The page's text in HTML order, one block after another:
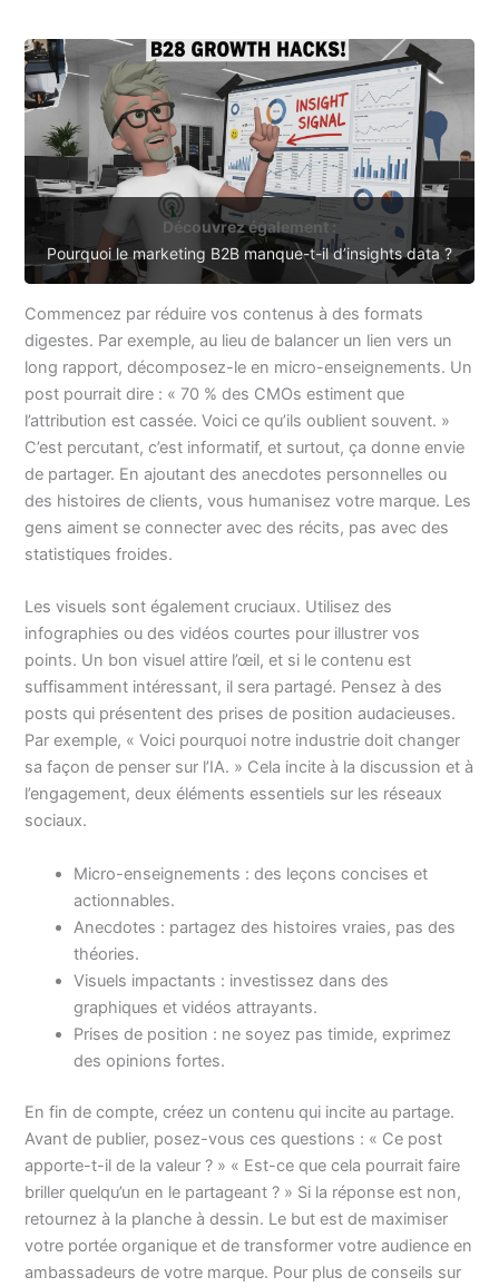
Découvrez également :
Pourquoi le marketing B2B manque-t-il d’insights data ?
Commencez par réduire vos contenus à des formats
digestes. Par exemple, au lieu de balancer un lien vers un
long rapport, décomposez-le en micro-enseignements. Un
post pourrait dire : « 70 % des CMOs estiment que
l’attribution est cassée. Voici ce qu’ils oublient souvent. »
C’est percutant, c’est informatif, et surtout, ça donne envie
de partager. En ajoutant des anecdotes personnelles ou
des histoires de clients, vous humanisez votre marque. Les
gens aiment se connecter avec des récits, pas avec des
statistiques froides.
Les visuels sont également cruciaux. Utilisez des
infographies ou des vidéos courtes pour illustrer vos
points. Un bon visuel attire l’œil, et si le contenu est
suffisamment intéressant, il sera partagé. Pensez à des
posts qui présentent des prises de position audacieuses.
Par exemple, « Voici pourquoi notre industrie doit changer
sa façon de penser sur l’IA. » Cela incite à la discussion et à
l’engagement, deux éléments essentiels sur les réseaux
sociaux.
Micro-enseignements : des leçons concises et
actionnables.
Anecdotes : partagez des histoires vraies, pas des
théories.
Visuels impactants : investissez dans des
graphiques et vidéos attrayants.
Prises de position : ne soyez pas timide, exprimez
des opinions fortes.
En fin de compte, créez un contenu qui incite au partage.
Avant de publier, posez-vous ces questions : « Ce post
apporte-t-il de la valeur ? » « Est-ce que cela pourrait faire
briller quelqu’un en le partageant ? » Si la réponse est non,
retournez à la planche à dessin. Le but est de maximiser
votre portée organique et de transformer votre audience en
ambassadeurs de votre marque. Pour plus de conseils sur